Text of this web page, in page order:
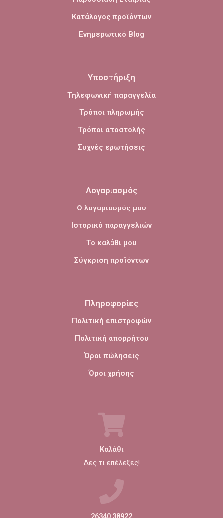
Κατάλογος προϊόντων
Ενημερωτικό Blog
Υποστήριξη
Τηλεφωνική παραγγελία
Τρόποι πληρωμής
Τρόποι αποστολής
Συχνές ερωτήσεις
Λογαριασμός
Ο λογαριασμός μου
Ιστορικό παραγγελιών
Το καλάθι μου
Σύγκριση προϊόντων
Πληροφορίες
Πολιτική επιστροφών
Πολιτική απορρήτου
Όροι πώλησεις
Όροι χρήσης
Καλάθι
Δες τι επέλεξες!